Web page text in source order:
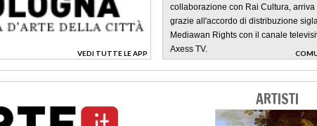
VEDI TUTTE LE APP
>
collaborazione con Rai Cultura, arriva
grazie all'accordo di distribuzione
Mediawan Rights con il canale
Axess TV.
>
ARTISTI